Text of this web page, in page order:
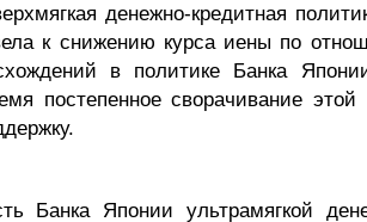
денежно-кредитная
к снижению курса иены по
в политике Банка
постепенное сворачивание
Банка Японии ультрамягкой